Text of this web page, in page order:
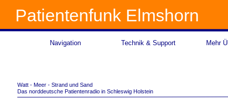
Navigation Technik & Support Mehr
Watt - Meer - Strand und Sand
Das norddeutsche Patientenradio in Schleswig Holstein
Patientenfunk Elmshorn